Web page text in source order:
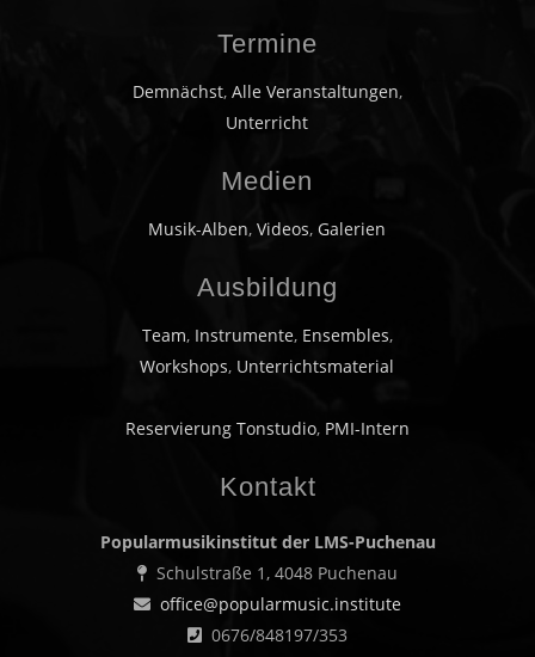
Termine
Demnächst, Alle Veranstaltungen,
Unterricht
Medien
Musik-Alben,Videos,Galerien
Ausbildung
Team, Instrumente, Ensembles,
Workshops, Unterrichtsmaterial
Reservierung Tonstudio, PMI-Intern
Kontakt
Popularmusikinstitut der LMS-Puchenau
Schulstraße 1, 4048 Puchenau
office@popularmusic.institute
0676/848197/353